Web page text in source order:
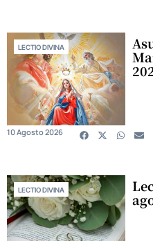
LECTIO DIVINA
10 Agosto 2026
LECTIO DIVINA